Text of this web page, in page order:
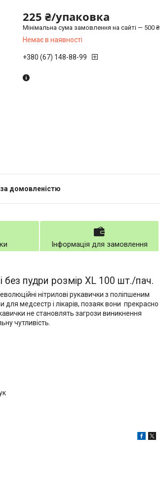
225 ₴/упаковка
Мінімальна сума замовлення на сайті — 500 ₴
Немає в наявності
+380 (67) 148-88-99
за домовленістю
Інформація для замовлення
без пудри розмір XL 100 шт./пач.
нітрилові рукавички з поліпшеним
медсестр і лікарів, позаяк вони прекрасно
не становлять загрози виникнення
чутливість.